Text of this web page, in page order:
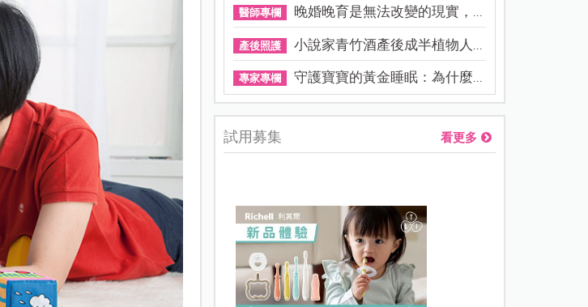
醫師專欄 晚婚晚育是無法改變的現實，...
產後照護 小說家青竹酒產後成半植物人...
專家專欄 守護寶寶的黃金睡眠：為什麼...
試用募集 看更多